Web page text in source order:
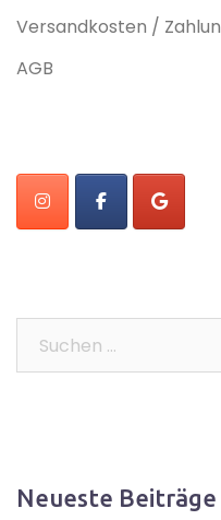
Versandkosten /
AGB
Neueste Beiträge